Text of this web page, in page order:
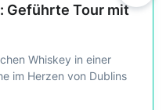
Geführte Tour mit
Whiskey in einer
im Herzen von Dublins